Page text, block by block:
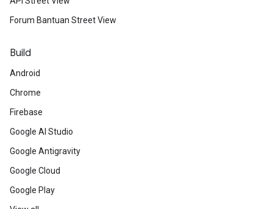
Forum Bantuan Street View
Build
Android
Chrome
Firebase
Google AI Studio
Google Antigravity
Google Cloud
Google Play